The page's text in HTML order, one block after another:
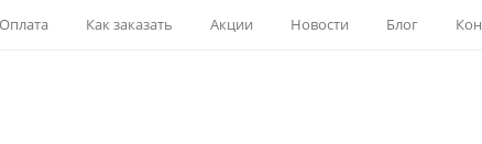
Оплата Как заказать Акции Новости Блог